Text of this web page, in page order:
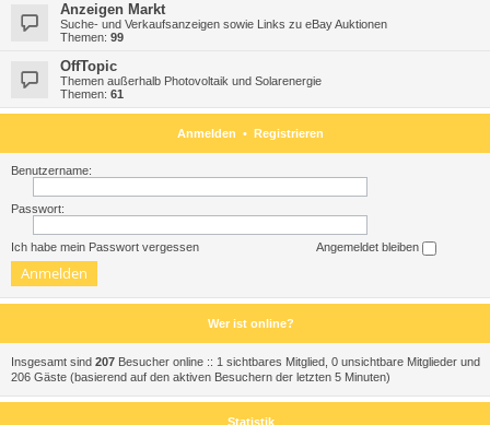
Anzeigen Markt
Suche- und Verkaufsanzeigen sowie Links zu eBay Auktionen
Themen: 99
OffTopic
Themen außerhalb Photovoltaik und Solarenergie
Themen: 61
Anmelden • Registrieren
Benutzername:
Passwort:
Ich habe mein Passwort vergessen Angemeldet bleiben
Wer ist online?
Insgesamt sind 207 Besucher online :: 1 sichtbares Mitglied, 0 unsichtbare Mitglieder und
206 Gäste (basierend auf den aktiven Besuchern der letzten 5 Minuten)
Statistik